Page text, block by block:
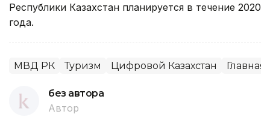
Республики Казахстан планируется в течение 2020
года.
МВД РК Туризм Цифровой Казахстан Главная
без автора
Автор